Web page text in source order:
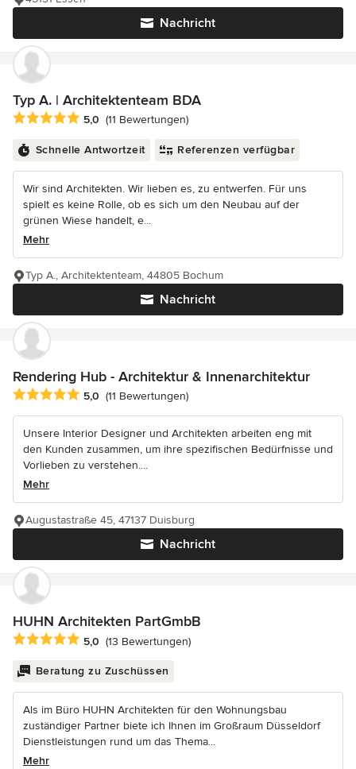
Nachricht
Typ A. | Architektenteam BDA
Durchschnittliche Bewertung: 5 von 5 Sternen
5,0 (11 Bewertungen)
Schnelle Antwortzeit Referenzen verfügbar
Wir sind Architekten. Wir lieben es, zu entwerfen. Für uns
spielt es keine Rolle, ob es sich um den Neubau auf der
grünen Wiese handelt, e...
Mehr
Nachricht
Typ A., Architektenteam, 44805 Bochum
Rendering Hub - Architektur & Innenarchitektur
Durchschnittliche Bewertung: 5 von 5 Sternen
5,0 (11 Bewertungen)
Unsere Interior Designer und Architekten arbeiten eng mit
den Kunden zusammen, um ihre spezifischen Bedürfnisse und
Vorlieben zu verstehen....
Mehr
Nachricht
Augustastraße 45, 47137 Duisburg
HUHN Architekten PartGmbB
Durchschnittliche Bewertung: 5 von 5 Sternen
5,0 (13 Bewertungen)
Beratung zu Zuschüssen
Als im Büro HUHN Architekten für den Wohnungsbau
zuständiger Partner biete ich Ihnen im Großraum Düsseldorf
Dienstleistungen rund um das Thema...
Mehr